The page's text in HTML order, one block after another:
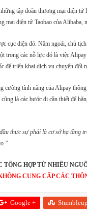
tập đoàn thương mại điện
mại điện tử Taobao của Alibaba,
cục diện đó. Năm ngoái, chủ
trong các nỗ lực đó là việc
triển khai dịch vụ chuyển đổi
cường tính năng của Alipay
là các bước đi cần thiết để
thực sự phải là cơ sở hạ tầng
HỢP TỪ NHIỀU
CUNG CẤP CÁC
Google +